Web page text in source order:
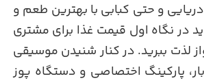
و حتی کبابی با بهترین طعم و
در نگاه اول قیمت غذا برای مشتری
لذت ببرید. در کنار شنیدن موسیقی
پارکینگ اختصاصی و دستگاه پوز